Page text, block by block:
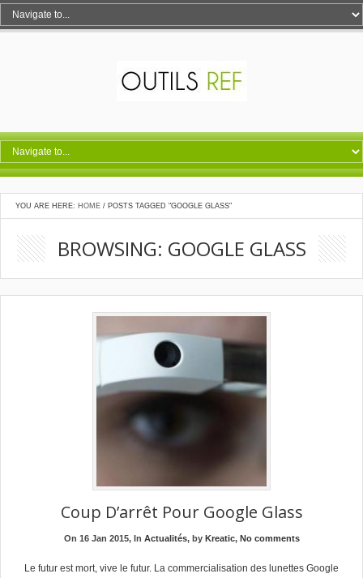
YOU ARE HERE: HOME / POSTS TAGGED "GOOGLE GLASS"
BROWSING: GOOGLE GLASS
Coup D’arrêt Pour Google Glass
On 16 Jan 2015, In Actualités, by Kreatic, No comments
Le futur est mort, vive le futur. La commercialisation des lunettes Google